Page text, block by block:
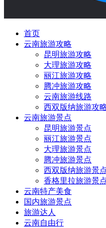
首页
云南旅游攻略
昆明旅游攻略
大理旅游攻略
丽江旅游攻略
腾冲旅游攻略
云南旅游线路
西双版纳旅游攻
云南旅游景点
昆明旅游景点
丽江旅游景点
大理旅游景点
腾冲旅游景点
西双版纳旅游景
香格里拉旅游景
云南特产美食
国内旅游景点
旅游达人
云南自由行